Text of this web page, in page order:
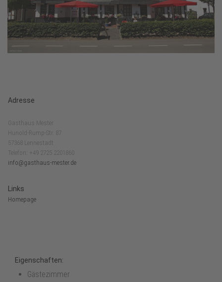
Adresse
Gasthaus Mester
Hunold-Rump-Str. 87
57368 Lennestadt
Telefon: +49 2725 2201860
info@gasthaus-mester.de
Links
Homepage
Eigenschaften:
Gästezimmer